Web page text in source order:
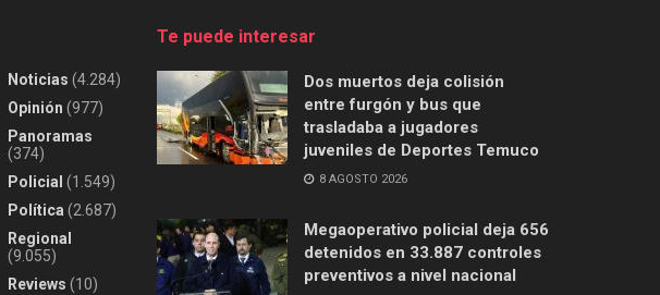
Noticias (4.284)
Opinión (977)
Panoramas
(374)
Policial (1.549)
Política (2.687)
Regional
(9.055)
Reviews (10)
Te puede interesar
Dos muertos deja colisión
entre furgón y bus que
trasladaba a jugadores
juveniles de Deportes Temuco
8 AGOSTO 2026
Megaoperativo policial deja 656
detenidos en 33.887 controles
preventivos a nivel nacional